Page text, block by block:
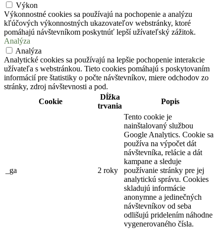
Výkon
Výkonnostné cookies sa používajú na pochopenie a analýzu
kľúčových výkonnostných ukazovateľov webstránky, ktoré
pomáhajú návštevníkom poskytnúť lepší užívateľský zážitok.
Analýza
Analýza
Analytické cookies sa používajú na lepšie pochopenie interakcie
užívateľa s webstránkou. Tieto cookies pomáhajú s poskytovaním
informácií pre štatistiky o počte návštevníkov, miere odchodov zo
stránky, zdroj návštevnosti a pod.
Cookie
Dĺžka
trvania
Popis
_ga 2 roky
Tento cookie je
nainštalovaný službou
Google Analytics. Cookie sa
používa na výpočet dát
návštevníka, relácie a dát
kampane a sleduje
používanie stránky pre jej
analytickú správu. Cookies
skladujú informácie
anonymne a jedinečných
návštevníkov od seba
odlišujú pridelením náhodne
vygenerovaného čísla.